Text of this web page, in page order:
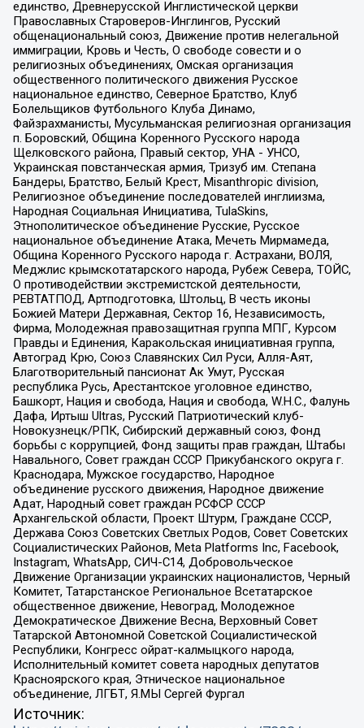
единство, Древнерусской Инглистической церкви
Православных Староверов-Инглингов, Русский
общенациональный союз, Движение против нелегальной
иммиграции, Кровь и Честь, О свободе совести и о
религиозных объединениях, Омская организация
общественного политического движения Русское
национальное единство, Северное Братство, Клуб
Болельщиков Футбольного Клуба Динамо,
Файзрахманисты, Мусульманская религиозная организация
п. Боровский, Община Коренного Русского народа
Щелковского района, Правый сектор, УНА - УНСО,
Украинская повстанческая армия, Тризуб им. Степана
Бандеры, Братство, Белый Крест, Misanthropic division,
Религиозное объединение последователей инглиизма,
Народная Социальная Инициатива, TulaSkins,
Этнополитическое объединение Русские, Русское
национальное объединение Атака, Мечеть Мирмамеда,
Община Коренного Русского народа г. Астрахани, ВОЛЯ,
Меджлис крымскотатарского народа, Рубеж Севера, ТОЙС,
О противодействии экстремистской деятельности,
РЕВТАТПОД, Артподготовка, Штольц, В честь иконы
Божией Матери Державная, Сектор 16, Независимость,
Фирма, Молодежная правозащитная группа МПГ, Курсом
Правды и Единения, Каракольская инициативная группа,
Автоград Крю, Союз Славянских Сил Руси, Алля-Аят,
Благотворительный пансионат Ак Умут, Русская
республика Русь, Арестантское уголовное единство,
Башкорт, Нация и свобода, Нация и свобода, W.H.С., Фалунь
Дафа, Иртыш Ultras, Русский Патриотический клуб-
Новокузнецк/РПК, Сибирский державный союз, Фонд
борьбы с коррупцией, Фонд защиты прав граждан, Штабы
Навального, Совет граждан СССР Прикубанского округа г.
Краснодара, Мужское государство, Народное
объединение русского движения, Народное движение
Адат, Народный совет граждан РСФСР СССР
Архангельской области, Проект Штурм, Граждане СССР,
Держава Союз Советских Светлых Родов, Совет Советских
Социалистических Районов, Meta Platforms Inc, Facebook,
Instagram, WhatsApp, СИЧ-С14, Добровольческое
Движение Организации украинских националистов, Черный
Комитет, Татарстанское Региональное Всетатарское
общественное движение, Невоград, Молодежное
Демократическое Движение Весна, Верховный Совет
Татарской Автономной Советской Социалистической
Республики, Конгресс ойрат-калмыцкого народа,
Исполнительный комитет совета народных депутатов
Красноярского края, Этническое национальное
объединение, ЛГБТ, Я.МЫ Сергей Фургал
Источник: